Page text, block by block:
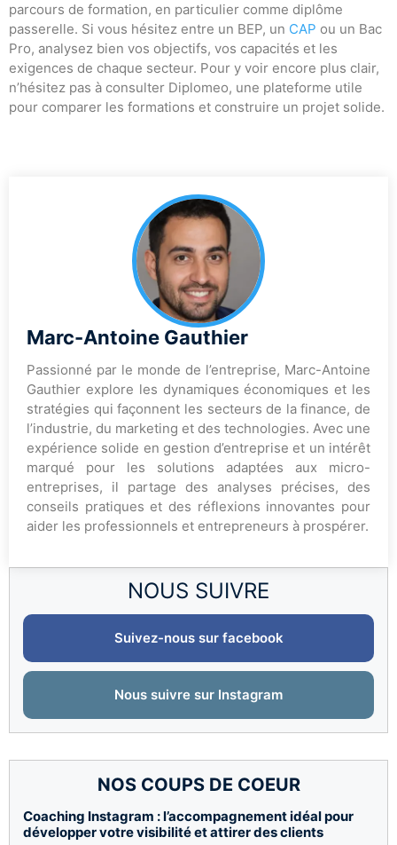
NOUS SUIVRE
Suivez-nous sur facebook
Nous suivre sur Instagram
NOS COUPS DE COEUR
Coaching Instagram : l’accompagnement idéal pour
développer votre visibilité et attirer des clients
parcours de formation, en particulier comme diplôme
passerelle. Si vous hésitez entre un BEP, un CAP ou un Bac
Pro, analysez bien vos objectifs, vos capacités et les
exigences de chaque secteur. Pour y voir encore plus clair,
n’hésitez pas à consulter Diplomeo, une plateforme utile
pour comparer les formations et construire un projet solide.
Marc-Antoine Gauthier
Passionné par le monde de l’entreprise, Marc-Antoine
Gauthier explore les dynamiques économiques et les
stratégies qui façonnent les secteurs de la finance, de
l’industrie, du marketing et des technologies. Avec une
expérience solide en gestion d’entreprise et un intérêt
marqué pour les solutions adaptées aux micro-
entreprises, il partage des analyses précises, des
conseils pratiques et des réflexions innovantes pour
aider les professionnels et entrepreneurs à prospérer.